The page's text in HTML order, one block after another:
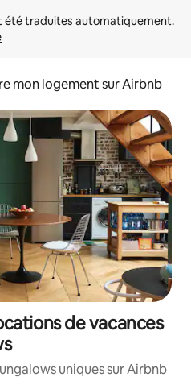
mon logement sur Airbnb
de vacances
uniques sur Airbnb